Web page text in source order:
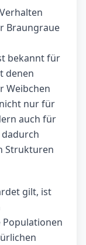
Braungraue
bekannt für
denen
Weibchen
nur für
auch für
Strukturen
gilt, ist